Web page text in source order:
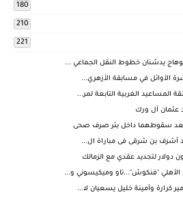
180
210
221
يدشنان خطوط النقل الجماعي ...
الأوائل في مسابقة الأزهري...
الغربية التابعة لمر...
عثمان آل ورك
بعد سقوطهما داخل بئر صرف صحى
دولار لتجديد عقدي مع الزمالك
"فنكوش"...تاو وميكيسوني و...
كرارة وأمينة خليل يسعيان لا...